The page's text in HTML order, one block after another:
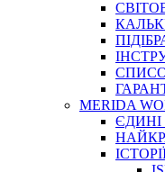
MERIDA
ЄДИНI